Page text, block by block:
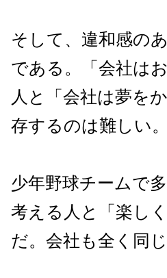
そして、違和感の
である。「会社は
人と「会社は夢を
存するのは難しい。
少年野球チームで
考える人と「楽し
だ。会社も全く同じ